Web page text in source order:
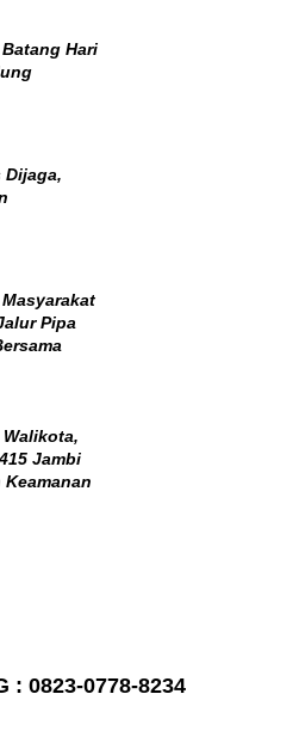
Hari
Dijaga,
Pipa
Jambi
: 0823-0778-8234